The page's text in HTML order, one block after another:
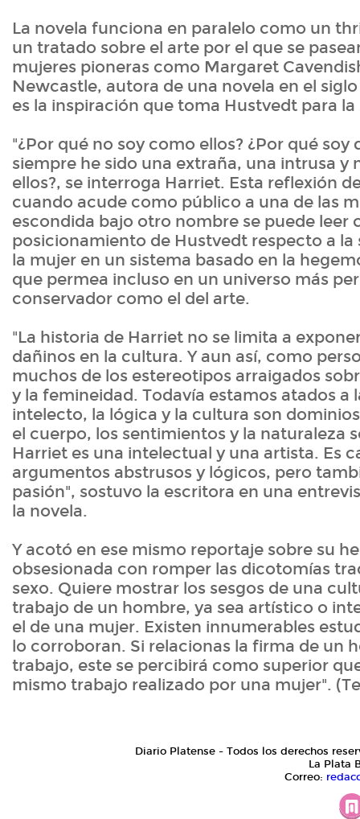
La novela funciona en paralelo como un
un tratado sobre el arte por el que se
mujeres pioneras como Margaret
Newcastle, autora de una novela en el
es la inspiración que toma Hustvedt para
"¿Por qué no soy como ellos? ¿Por qué soy
siempre he sido una extraña, una intrusa y
ellos?, se interroga Harriet. Esta reflexión
cuando acude como público a una de las
escondida bajo otro nombre se puede leer
posicionamiento de Hustvedt respecto a la
la mujer en un sistema basado en la
que permea incluso en un universo más
conservador como el del arte.
"La historia de Harriet no se limita a
dañinos en la cultura. Y aun así, como
muchos de los estereotipos arraigados
y la femineidad. Todavía estamos atados a
intelecto, la lógica y la cultura son
el cuerpo, los sentimientos y la naturaleza
Harriet es una intelectual y una artista. Es
argumentos abstrusos y lógicos, pero
pasión", sostuvo la escritora en una
la novela.
Y acotó en ese mismo reportaje sobre su
obsesionada con romper las dicotomías
sexo. Quiere mostrar los sesgos de una
trabajo de un hombre, ya sea artístico o
el de una mujer. Existen innumerables
lo corroboran. Si relacionas la firma de un
trabajo, este se percibirá como superior
mismo trabajo realizado por una mujer".
Diario Platense - Todos los derechos
La Plata
Correo: